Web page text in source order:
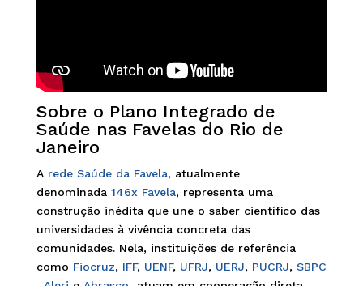
Sobre o Plano Integrado de
Saúde nas Favelas do Rio de
Janeiro
A rede Saúde da Favela, atualmente
denominada 146x Favela, representa uma
construção inédita que une o saber científico das
universidades à vivência concreta das
comunidades. Nela, instituições de referência
como Fiocruz, IFF, UENF, UFRJ, UERJ, PUCRJ, SBPC